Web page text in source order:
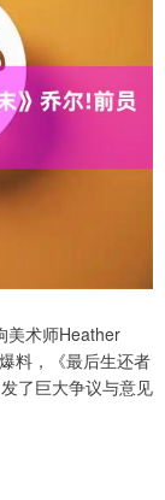
美术师Heather
料，《最后生还者
了巨大争议与意见